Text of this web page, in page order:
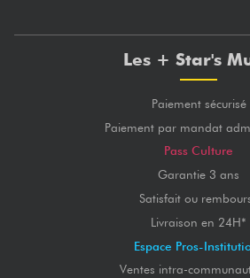
Les + Star's
Paiement sécurisé
Paiement par mandat
Pass Culture
Garantie 3 ans
Satisfait ou
Livraison en 24H*
Espace Pros-
Ventes intra-